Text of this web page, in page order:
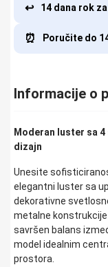
↩️ 14 dana rok
⏰ Poručite do
Informacije o
Moderan luster sa
dizajn
Unesite
elegantni luster sa
dekorativne
metalne
savršen balans
model idealnim
prostora.